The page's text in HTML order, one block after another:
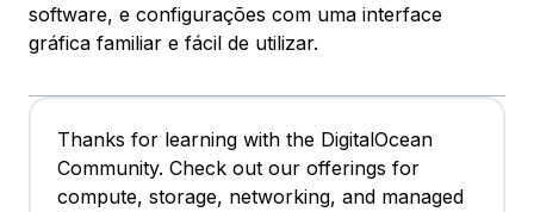
software, e configurações com uma interface
gráfica familiar e fácil de utilizar.
Thanks for learning with the DigitalOcean
Community. Check out our offerings for
compute, storage, networking, and managed